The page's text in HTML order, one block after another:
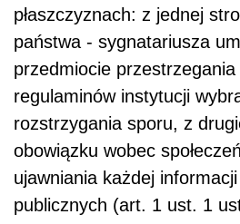
płaszczyznach: z jednej
państwa - sygnatariusza
przedmiocie
regulaminów instytucji
rozstrzygania sporu, z
obowiązku wobec
ujawniania każdej
publicznych (art. 1 ust. 1